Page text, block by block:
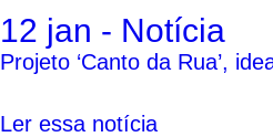
12 jan - Notícia
Projeto ‘Canto da Rua’,
Ler essa notícia